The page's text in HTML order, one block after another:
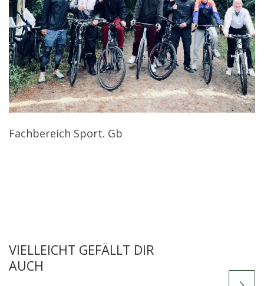
Fachbereich Sport. Gb
VIELLEICHT GEFÄLLT DIR
AUCH